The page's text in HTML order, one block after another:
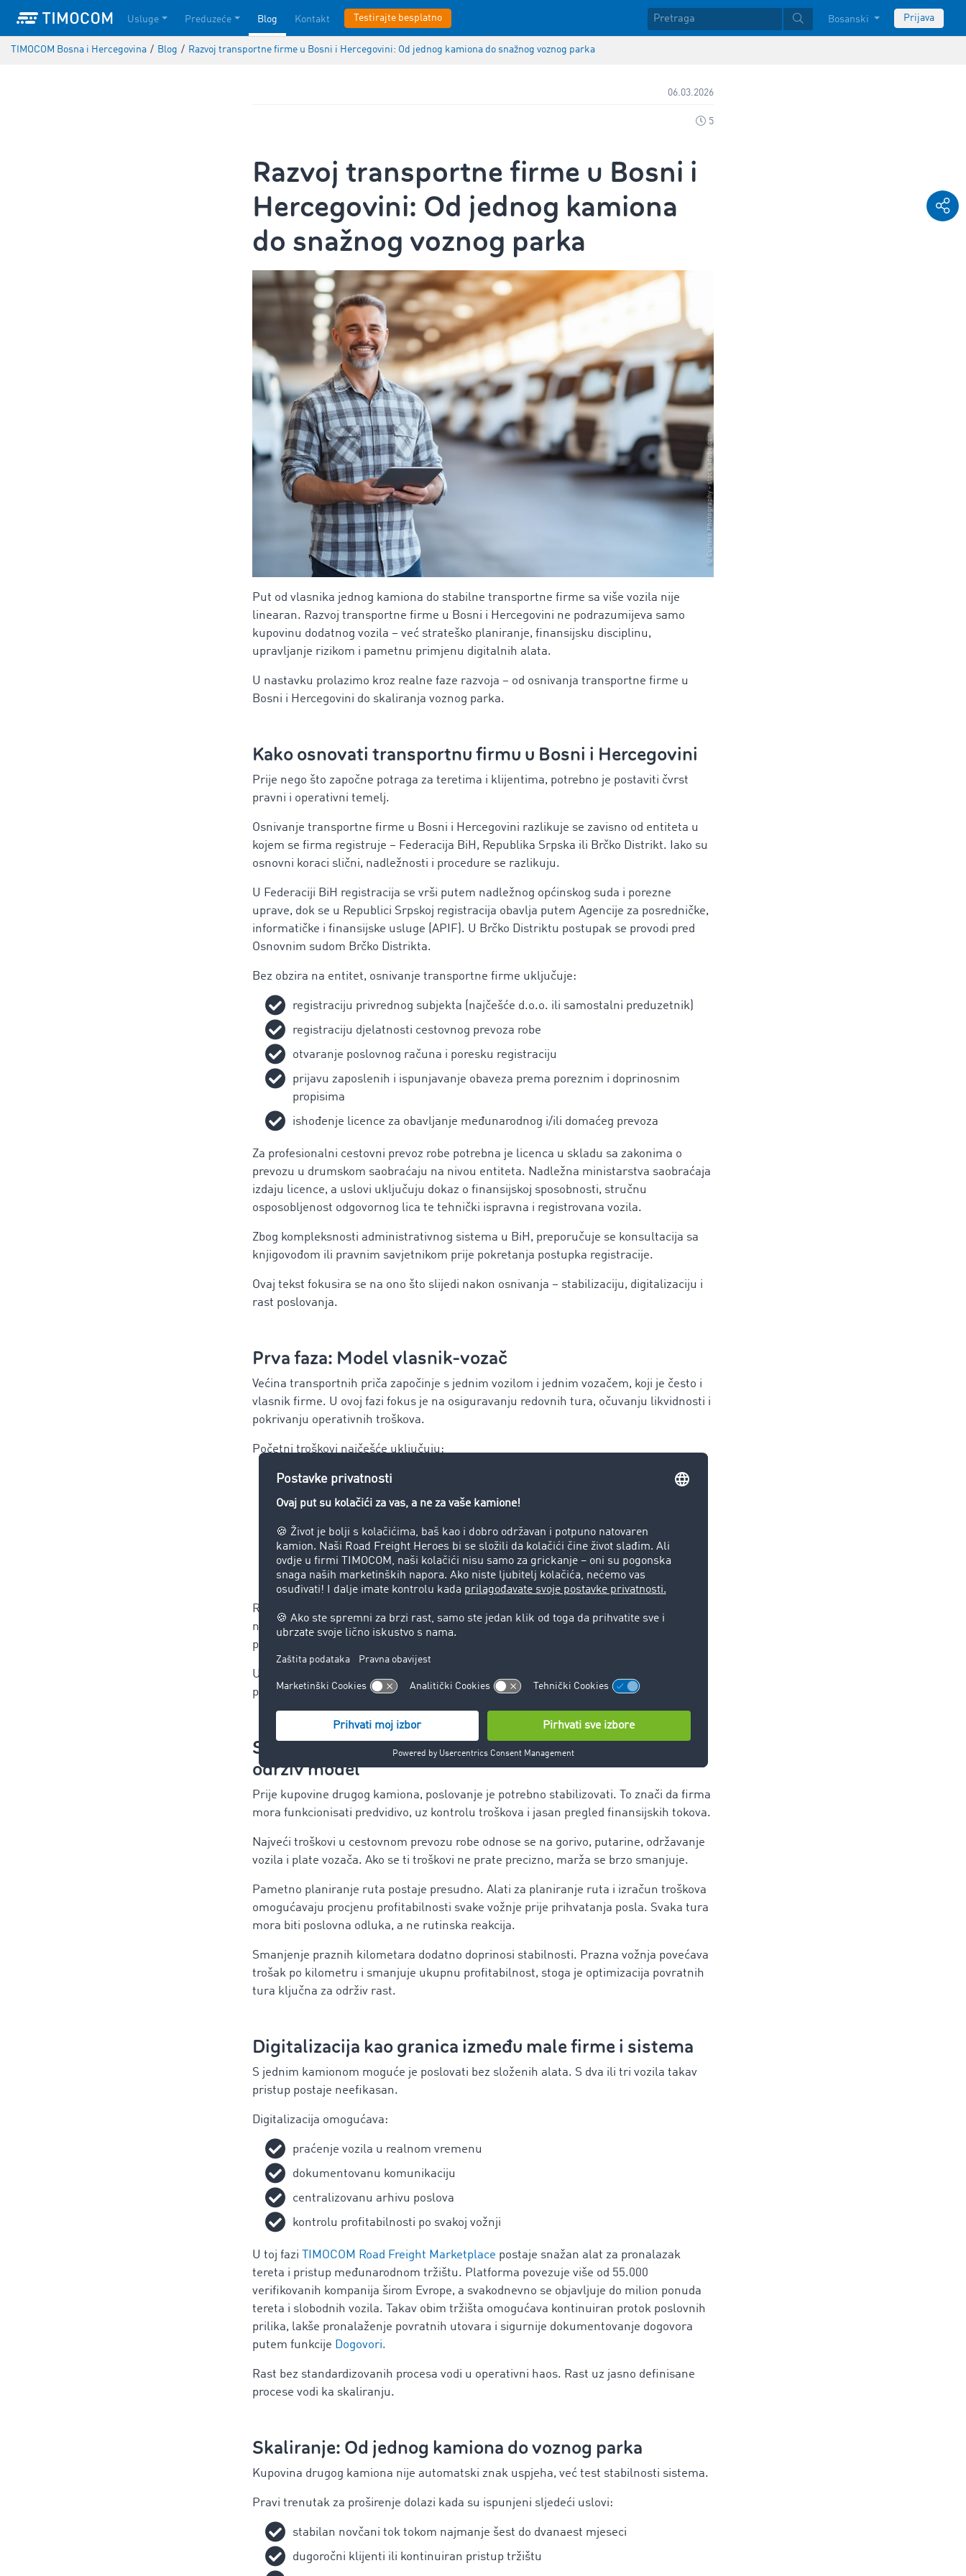
Usluge Preduzeće Blog Kontakt Testirajte besplatno Bosanski Prijava
TIMOCOM Bosna i Hercegovina / Blog / Razvoj transportne firme u Bosni i Hercegovini: Od jednog kamiona do snažnog voznog parka
06.03.2026
5
Razvoj transportne firme u Bosni i
Hercegovini: Od jednog kamiona
do snažnog voznog parka
Put od vlasnika jednog kamiona do stabilne transportne firme sa više vozila nije
linearan. Razvoj transportne firme u Bosni i Hercegovini ne podrazumijeva samo
kupovinu dodatnog vozila – već strateško planiranje, finansijsku disciplinu,
upravljanje rizikom i pametnu primjenu digitalnih alata.
U nastavku prolazimo kroz realne faze razvoja – od osnivanja transportne firme u
Bosni i Hercegovini do skaliranja voznog parka.
Kako osnovati transportnu firmu u Bosni i Hercegovini
Prije nego što započne potraga za teretima i klijentima, potrebno je postaviti čvrst
pravni i operativni temelj.
Osnivanje transportne firme u Bosni i Hercegovini razlikuje se zavisno od entiteta u
kojem se firma registruje – Federacija BiH, Republika Srpska ili Brčko Distrikt. Iako su
osnovni koraci slični, nadležnosti i procedure se razlikuju.
U Federaciji BiH registracija se vrši putem nadležnog općinskog suda i porezne
uprave, dok se u Republici Srpskoj registracija obavlja putem Agencije za posredničke,
informatičke i finansijske usluge (APIF). U Brčko Distriktu postupak se provodi pred
Osnovnim sudom Brčko Distrikta.
Bez obzira na entitet, osnivanje transportne firme uključuje:
registraciju privrednog subjekta (najčešće d.o.o. ili samostalni preduzetnik)
registraciju djelatnosti cestovnog prevoza robe
otvaranje poslovnog računa i poresku registraciju
prijavu zaposlenih i ispunjavanje obaveza prema poreznim i doprinosnim
propisima
ishođenje licence za obavljanje međunarodnog i/ili domaćeg prevoza
Za profesionalni cestovni prevoz robe potrebna je licenca u skladu sa zakonima o
prevozu u drumskom saobraćaju na nivou entiteta. Nadležna ministarstva saobraćaja
izdaju licence, a uslovi uključuju dokaz o finansijskoj sposobnosti, stručnu
osposobljenost odgovornog lica te tehnički ispravna i registrovana vozila.
Zbog kompleksnosti administrativnog sistema u BiH, preporučuje se konsultacija sa
knjigovođom ili pravnim savjetnikom prije pokretanja postupka registracije.
Ovaj tekst fokusira se na ono što slijedi nakon osnivanja – stabilizaciju, digitalizaciju i
rast poslovanja.
Prva faza: Model vlasnik-vozač
Većina transportnih priča započinje s jednim vozilom i jednim vozačem, koji je često i
vlasnik firme. U ovoj fazi fokus je na osiguravanju redovnih tura, očuvanju likvidnosti i
pokrivanju operativnih troškova.
Početni troškovi najčešće uključuju:
nabavku kamiona (novog ili polovnog)
registraciju i tehnički pregled
obavezno osiguranje i CMR policu
tahograf i prateću opremu
gorivo i redovno održavanje
Rokovi plaćanja u transportu često iznose 30 do 60 dana, što može stvoriti pritisak na
novčani tok. Bez odgovarajuće finansijske rezerve, čak i profitabilno poslovanje može
postati nestabilno.
U ovoj fazi vlasnik je često istovremeno vozač, dispečer i administrator. Upravo tada
postaje jasno da prihod nije isto što i profitabilnost.
Stabilizacija: Kada firma prelazi iz preživljavanja u
održiv model
Prije kupovine drugog kamiona, poslovanje je potrebno stabilizovati. To znači da firma
mora funkcionisati predvidivo, uz kontrolu troškova i jasan pregled finansijskih tokova.
Najveći troškovi u cestovnom prevozu robe odnose se na gorivo, putarine, održavanje
vozila i plate vozača. Ako se ti troškovi ne prate precizno, marža se brzo smanjuje.
Pametno planiranje ruta postaje presudno. Alati za planiranje ruta i izračun troškova
omogućavaju procjenu profitabilnosti svake vožnje prije prihvatanja posla. Svaka tura
mora biti poslovna odluka, a ne rutinska reakcija.
Smanjenje praznih kilometara dodatno doprinosi stabilnosti. Prazna vožnja povećava
trošak po kilometru i smanjuje ukupnu profitabilnost, stoga je optimizacija povratnih
tura ključna za održiv rast.
Digitalizacija kao granica između male firme i sistema
S jednim kamionom moguće je poslovati bez složenih alata. S dva ili tri vozila takav
pristup postaje neefikasan.
Digitalizacija omogućava:
praćenje vozila u realnom vremenu
dokumentovanu komunikaciju
centralizovanu arhivu poslova
kontrolu profitabilnosti po svakoj vožnji
U toj fazi TIMOCOM Road Freight Marketplace postaje snažan alat za pronalazak
tereta i pristup međunarodnom tržištu. Platforma povezuje više od 55.000
verifikovanih kompanija širom Evrope, a svakodnevno se objavljuje do milion ponuda
tereta i slobodnih vozila. Takav obim tržišta omogućava kontinuiran protok poslovnih
prilika, lakše pronalaženje povratnih utovara i sigurnije dokumentovanje dogovora
putem funkcije Dogovori.
Rast bez standardizovanih procesa vodi u operativni haos. Rast uz jasno definisane
procese vodi ka skaliranju.
Skaliranje: Od jednog kamiona do voznog parka
Kupovina drugog kamiona nije automatski znak uspjeha, već test stabilnosti sistema.
Pravi trenutak za proširenje dolazi kada su ispunjeni sljedeći uslovi:
stabilan novčani tok tokom najmanje šest do dvanaest mjeseci
dugoročni klijenti ili kontinuiran pristup tržištu